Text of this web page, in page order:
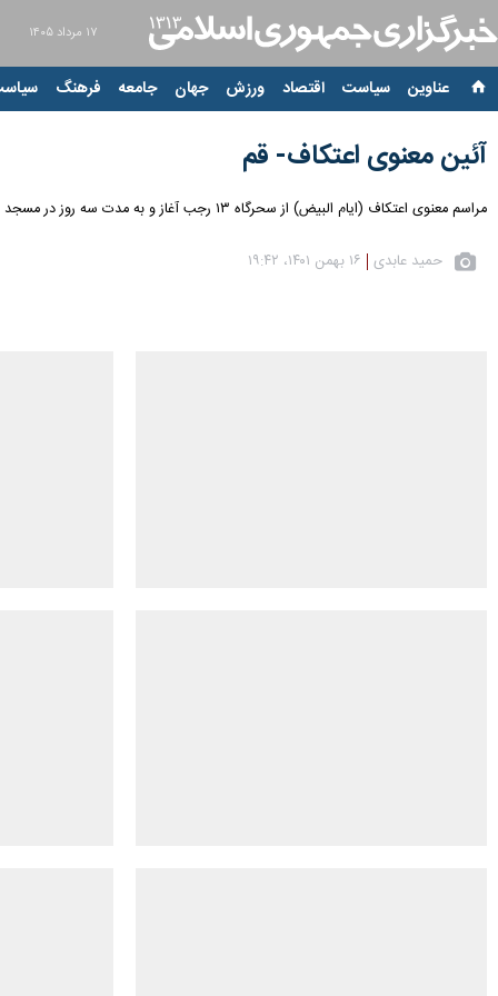
۱۷ مرداد ۱۴۰۵
عناوین‌ سیاست اقتصاد ورزش جهان جامعه فرهنگ
آئین معنوی اعتکاف- قم
مراسم معنوی اعتکاف (ایام البیض) از سحرگاه ۱۳ رجب آغاز و به مدت سه روز در مسجد امام حسن عسگری قم در حال برگزاری است.
حمید عابدی ۱۶ بهمن ۱۴۰۱، ۱۹:۴۲